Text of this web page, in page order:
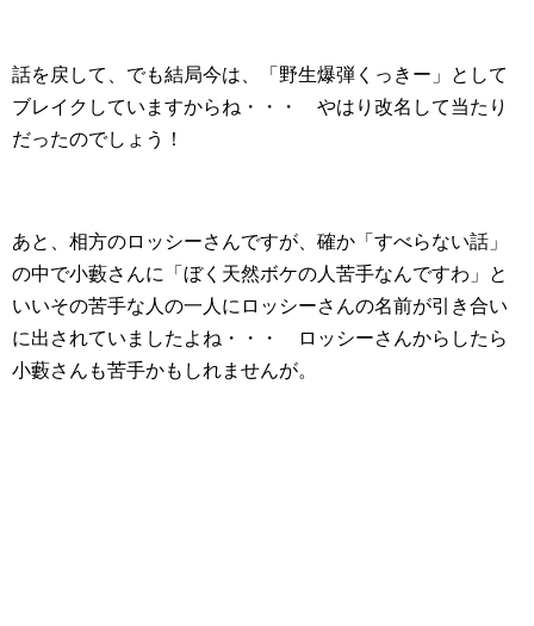
話を戻して、でも結局今は、「野生爆弾くっきー」として
ブレイクしていますからね・・・ やはり改名して当たり
だったのでしょう！
あと、相方のロッシーさんですが、確か「すべらない話」
の中で小藪さんに「ぼく天然ボケの人苦手なんですわ」と
いいその苦手な人の一人にロッシーさんの名前が引き合い
に出されていましたよね・・・ ロッシーさんからしたら
小藪さんも苦手かもしれませんが。